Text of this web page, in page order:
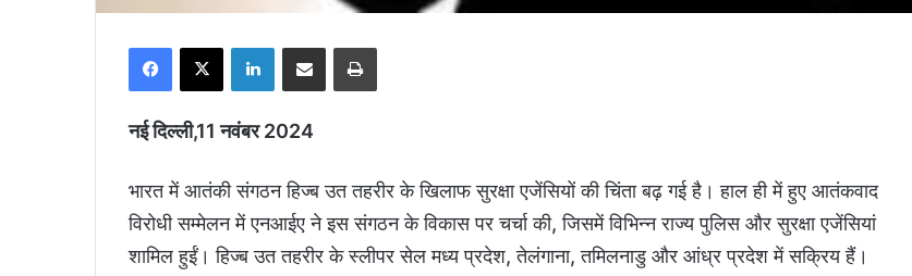
Facebook
X LinkedInShare via Email Print
नई दिल्ली,11 नवंबर 2024
भारत में आतंकी संगठन हिज्ब उत तहरीर के खिलाफ सुरक्षा एजेंसियों की चिंता बढ़ गई है। हाल ही में हुए आतंकवाद
विरोधी सम्मेलन में एनआईए ने इस संगठन के विकास पर चर्चा की, जिसमें विभिन्न राज्य पुलिस और सुरक्षा एजेंसियां
शामिल हुईं। हिज्ब उत तहरीर के स्लीपर सेल मध्य प्रदेश, तेलंगाना, तमिलनाडु और आंध्र प्रदेश में सक्रिय हैं।